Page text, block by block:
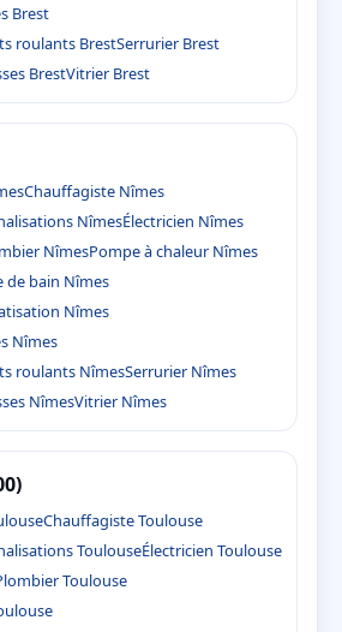
Brest
roulants BrestSerrurier Brest
BrestVitrier Brest
Chauffagiste Nîmes
NîmesÉlectricien Nîmes
NîmesPompe à chaleur Nîmes
de bain Nîmes
Nîmes
Nîmes
roulants NîmesSerrurier Nîmes
NîmesVitrier Nîmes
Chauffagiste Toulouse
ToulouseÉlectricien Toulouse
Toulouse